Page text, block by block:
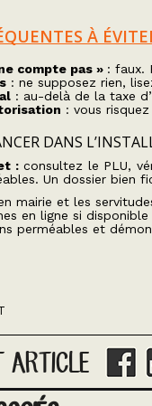
À
compte pas » : faux.
: ne supposez rien,
: au-delà de la taxe
: vous
DANS
:consultez le PLU,
Un dossier bien
mairie et les
en ligne si
perméables et
ARTICLE